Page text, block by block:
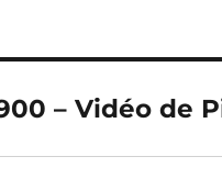
– Vidéo de